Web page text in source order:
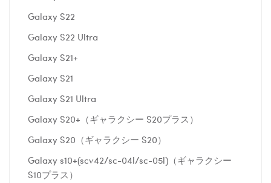
Galaxy S22
Galaxy S22 Ultra
Galaxy S21+
Galaxy S21
Galaxy S21 Ultra
Galaxy S20+（ギャラクシー S20プラス）
Galaxy S20（ギャラクシー S20）
Galaxy s10+(scv42/sc-04l/sc-05l)（ギャラクシー
S10プラス）